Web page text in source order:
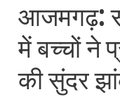
आजमगढ़:
में बच्चों ने
की सुंदर